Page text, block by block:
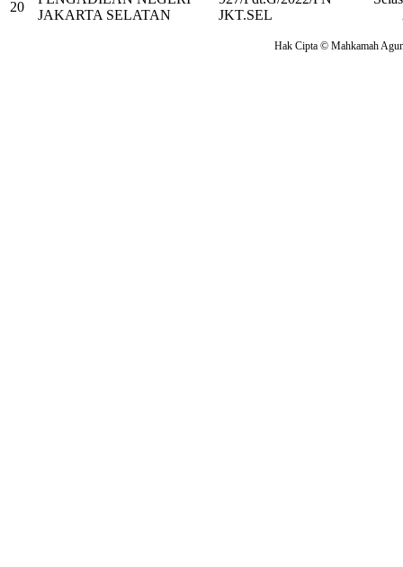
20
JAKARTA SELATAN
JKT.SEL
Hak Cipta © Mahkamah